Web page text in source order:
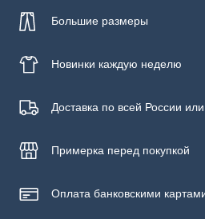
Большие размеры
Новинки каждую неделю
Доставка по всей России
Примерка перед покупкой
Оплата банковскими